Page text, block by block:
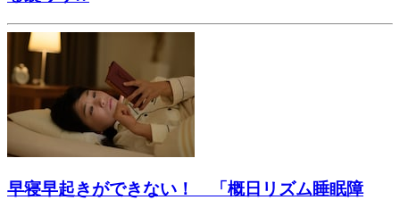
早寝早起きができない！ 「概日リズム睡眠障